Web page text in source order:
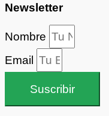
Newsletter
Nombre
Email
Suscribir